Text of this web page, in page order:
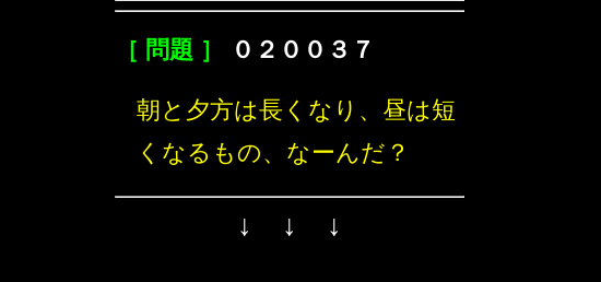
［ 問題 ］ ０２００３７
朝と夕方は長くなり、昼は短
くなるもの、なーんだ？
↓ ↓ ↓